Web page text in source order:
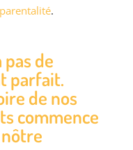
.
pas de
parfait.
de nos
commence